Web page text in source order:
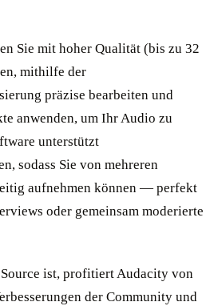
Sie mit hoher Qualität (bis zu 32
mithilfe der
präzise bearbeiten und
anwenden, um Ihr Audio zu
unterstützt
sodass Sie von mehreren
aufnehmen können — perfekt
oder gemeinsam moderierte
ist, profitiert Audacity von
der Community und